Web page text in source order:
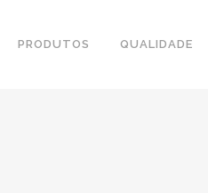
PRODUTOS QUALIDADE